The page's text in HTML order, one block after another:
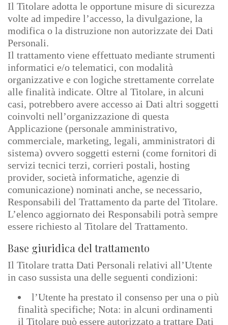
Il Titolare adotta le opportune misure di sicurezza
volte ad impedire l’accesso, la divulgazione, la
modifica o la distruzione non autorizzate dei Dati
Personali.
Il trattamento viene effettuato mediante strumenti
informatici e/o telematici, con modalità
organizzative e con logiche strettamente correlate
alle finalità indicate. Oltre al Titolare, in alcuni
casi, potrebbero avere accesso ai Dati altri soggetti
coinvolti nell’organizzazione di questa
Applicazione (personale amministrativo,
commerciale, marketing, legali, amministratori di
sistema) ovvero soggetti esterni (come fornitori di
servizi tecnici terzi, corrieri postali, hosting
provider, società informatiche, agenzie di
comunicazione) nominati anche, se necessario,
Responsabili del Trattamento da parte del Titolare.
L’elenco aggiornato dei Responsabili potrà sempre
essere richiesto al Titolare del Trattamento.
Base giuridica del trattamento
Il Titolare tratta Dati Personali relativi all’Utente
in caso sussista una delle seguenti condizioni:
l’Utente ha prestato il consenso per una o più
finalità specifiche; Nota: in alcuni ordinamenti
il Titolare può essere autorizzato a trattare Dati